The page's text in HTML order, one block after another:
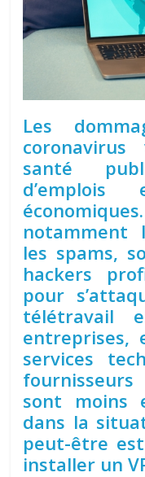
Les
santé
notamment
les spams,
hackers
pour
télétravail
entreprises,
services
sont moins
dans la
peut-être
installer un